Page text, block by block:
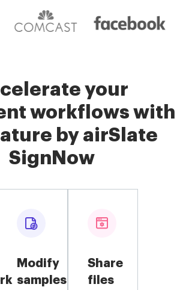
your
workflows with
by airSlate
SignNow
Modify
samples
Share
files